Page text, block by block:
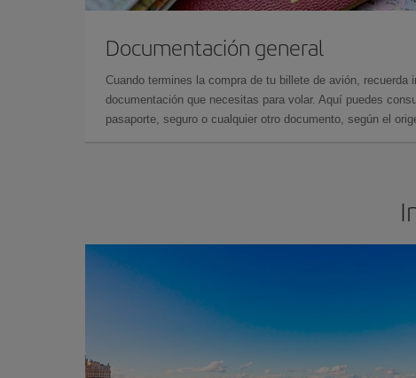
Documentación general
Cuando termines la compra de tu billete de avión, recuerda
documentación que necesitas para volar. Aquí puedes
pasaporte, seguro o cualquier otro documento, según el